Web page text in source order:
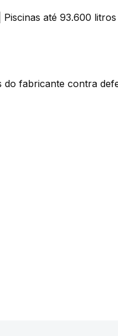
até 93.600 litros
do fabricante contra